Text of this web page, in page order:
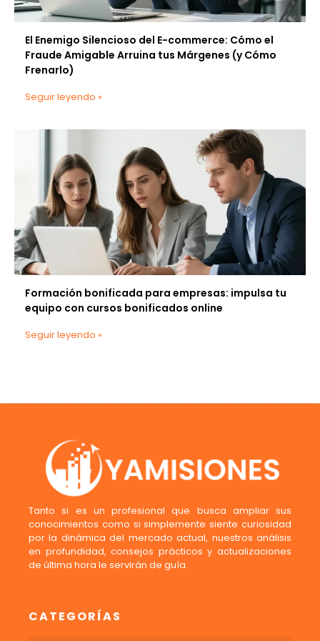
El Enemigo Silencioso del E-commerce: Cómo el
Fraude Amigable Arruina tus Márgenes (y Cómo
Frenarlo)
Seguir leyendo »
Formación bonificada para empresas: impulsa tu
equipo con cursos bonificados online
Seguir leyendo »
Tanto si es un profesional que busca ampliar sus
conocimientos como si simplemente siente curiosidad
por la dinámica del mercado actual, nuestros análisis
en profundidad, consejos prácticos y actualizaciones
de última hora le servirán de guía.
CATEGORÍAS